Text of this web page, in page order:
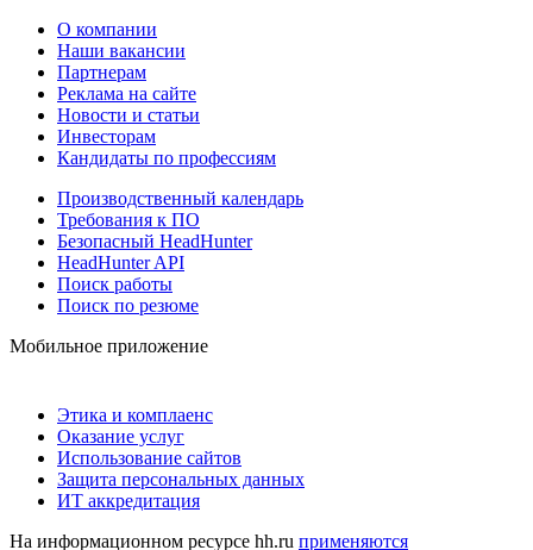
О компании
Наши вакансии
Партнерам
Реклама на сайте
Новости и статьи
Инвесторам
Кандидаты по профессиям
Производственный календарь
Требования к ПО
Безопасный HeadHunter
HeadHunter API
Поиск работы
Поиск по резюме
Мобильное приложение
Этика и комплаенс
Оказание услуг
Использование сайтов
Защита персональных данных
ИТ аккредитация
На информационном ресурсе hh.ru применяются